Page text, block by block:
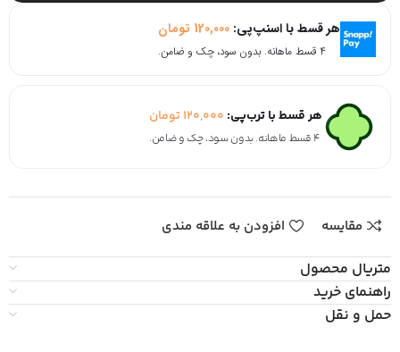
هر قسط با اسنپ‌پی:120,000 تومان
۴ قسط ماهانه. بدون سود، چک و ضامن.
هر قسط با ترب‌پی: 120,000تومان
۴ قسط ماهانه. بدون سود، چک و ضامن.
مقایسه افزودن به علاقه مندی
متریال محصول
راهنمای خرید
حمل و نقل